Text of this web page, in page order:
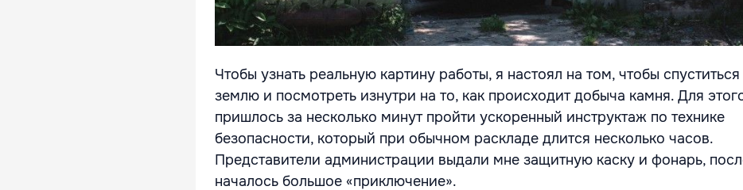
Чтобы узнать реальную картину работы, я настоял на том, чтобы
землю и посмотреть изнутри на то, как происходит добыча камня. Для
пришлось за несколько минут пройти ускоренный инструктаж по технике
безопасности, который при обычном раскладе длится несколько часов.
Представители администрации выдали мне защитную каску и фонарь,
началось большое «приключение».